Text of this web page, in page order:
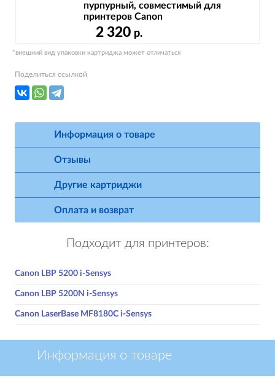
пурпурный, совместимый для
принтеров Canon
2 320 р.
*внешний вид упаковки картриджа может отличаться
Поделиться ссылкой
Информация о товаре
Отзывы
Другие картриджи
Оплата и возврат
Подходит для принтеров:
Canon LBP 5200 i-Sensys
Canon LBP 5200N i-Sensys
Canon LaserBase MF8180C i-Sensys
Информация о товаре